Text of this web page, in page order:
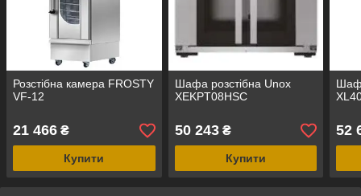
Розстібна камера FROSTY
VF-12
21 466 ₴
Купити
Шафа розстібна Unox
XEKPT08HSC
50 243₴
Купити
52